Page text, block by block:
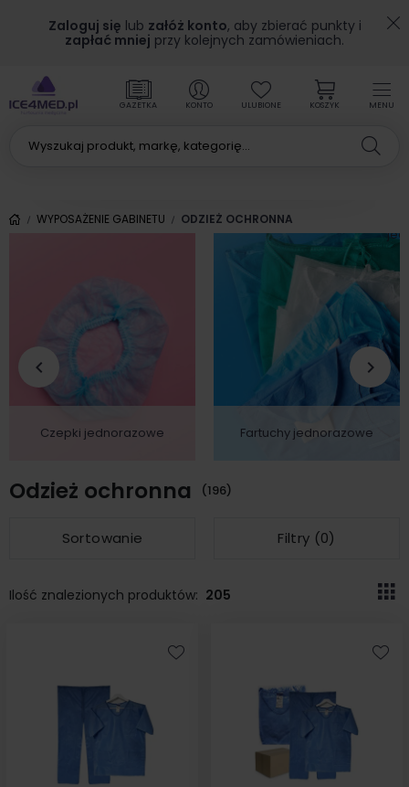
Zaloguj się lub załóż konto, aby zbierać punkty i
zapłać mniej przy kolejnych zamówieniach.
MENU
GAZETKA KONTO ULUBIONE KOSZYK
WYPOSAŻENIE GABINETU ODZIEŻ OCHRONNA
Czepki jednorazowe Fartuchy jednorazowe
Poprzedni
keyboard_arrow_left keyboard_arrow_right
Odzież ochronna (196)
Sortowanie Filtry (0)
Ilość znalezionych produktów: 205